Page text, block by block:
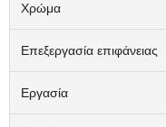
Χρώμα
Επεξεργασία επιφάνειας
Εργασία